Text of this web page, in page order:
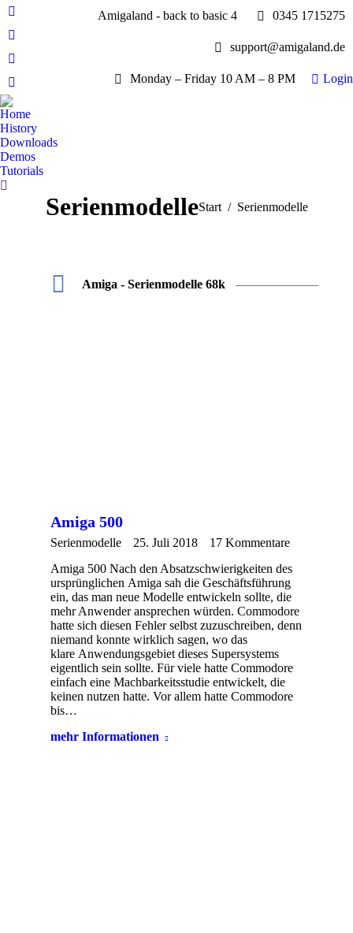
Facebook
page
opens
new
window
YouTube
page
opens
in
new
window
Whatsapp
page
opens
in
new
window
E-
Mail
page
opens
in
new
Amigaland - back to basic 4 0345 1715275
support@amigaland.de
Monday – Friday 10 AM – 8 PM Login
Home
History
Downloads
Demos
Tutorials
Search:
SerienmodelleSie befinden sich hier:
Start Serienmodelle
Amiga - Serienmodelle 68k
Amiga 500
Serienmodelle 25. Juli 2018
17 Kommentare
Amiga 500 Nach den Absatzschwierigkeiten des
ursprünglichen Amiga sah die Geschäftsführung
ein, das man neue Modelle entwickeln sollte, die
mehr Anwender ansprechen würden. Commodore
hatte sich diesen Fehler selbst zuzuschreiben, denn
niemand konnte wirklich sagen, wo das
klare Anwendungsgebiet dieses Supersystems
eigentlich sein sollte. Für viele hatte Commodore
einfach eine Machbarkeitsstudie entwickelt, die
keinen nutzen hatte. Vor allem hatte Commodore
bis…
mehr Informationen